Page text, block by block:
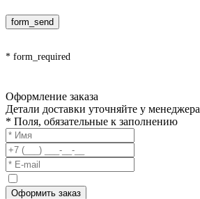
form_send
* form_required
Оформление заказа
Детали доставки уточняйте у менеджера
* Поля, обязательные к заполнению
Оформить заказ